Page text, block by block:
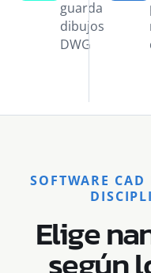
guarda
dibujos
DWG
SOFTWARE
Elige